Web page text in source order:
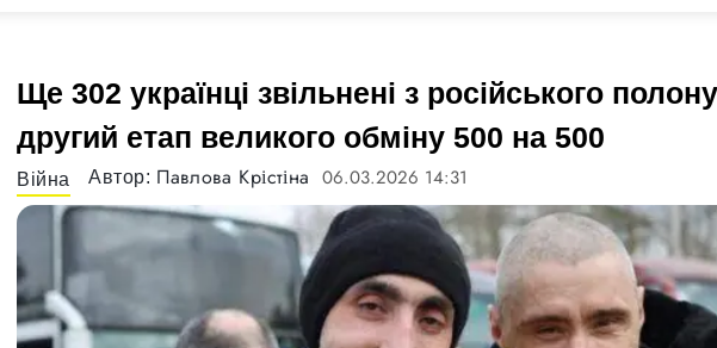
Ще 302 українці звільнені з російського
другий етап великого обміну 500 на 500
Війна Автор: Павлова Крістіна 06.03.2026 14:31